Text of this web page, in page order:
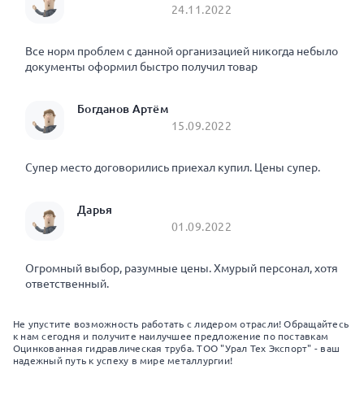
24.11.2022
Все норм проблем с данной организацией никогда небыло
документы оформил быстро получил товар
Богданов Артём
15.09.2022
Супер место договорились приехал купил. Цены супер.
Дарья
01.09.2022
Огромный выбор, разумные цены. Хмурый персонал, хотя
ответственный.
Не упустите возможность работать с лидером отрасли! Обращайтесь
к нам сегодня и получите наилучшее предложение по поставкам
Оцинкованная гидравлическая труба. ТОО "Урал Тех Экспорт" - ваш
надежный путь к успеху в мире металлургии!